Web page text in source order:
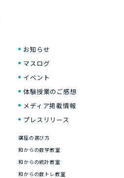
お知らせ
マスログ
イベント
体験授業のご感想
メディア掲載情報
プレスリリース
講座の選び方
和からの数学教室
和からの統計教室
和からの数トレ教室